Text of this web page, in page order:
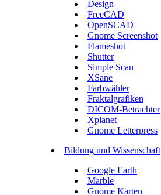
Design
FreeCAD
OpenSCAD
Gnome Screenshot
Flameshot
Shutter
Simple Scan
XSane
Farbwähler
Fraktalgrafiken
DICOM-Betrachter
Xplanet
Gnome Letterpress
Bildung und Wissenschaft
Google Earth
Marble
Gnome Karten